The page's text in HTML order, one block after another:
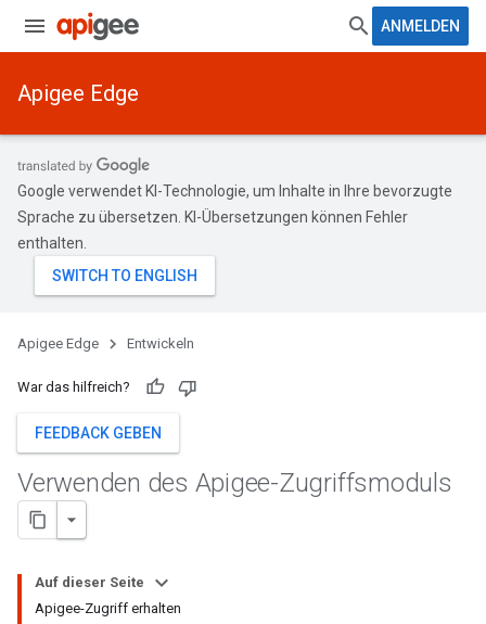
ANMELDEN
Apigee Edge
Google verwendet KI-Technologie, um Inhalte in Ihre bevorzugte
Sprache zu übersetzen. KI-Übersetzungen können Fehler
enthalten.
Apigee Edge Entwickeln
War das hilfreich?
FEEDBACK GEBEN
Verwenden des Apigee-Zugriffsmoduls
Auf dieser Seite
Apigee-Zugriff erhalten